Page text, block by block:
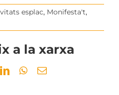
esplac, Monifesta't,
a la xarxa
LinkedInWhatsApp
Email